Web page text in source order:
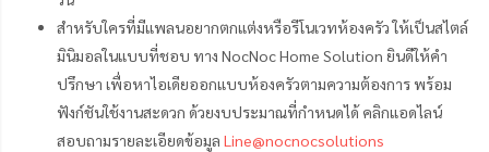
สำหรับใครที่มีแพลนอยากตกแต่งหรือรีโนเวทห้องครัว ให้เป็นสไตล์
มินิมอลในแบบที่ชอบ ทาง NocNoc Home Solution ยินดีให้คำ
ปรึกษา เพื่อหาไอเดียออกแบบห้องครัวตามความต้องการ พร้อม
ฟังก์ชันใช้งานสะดวก ด้วยงบประมาณที่กำหนดได้ คลิกแอดไลน์
สอบถามรายละเอียดข้อมูล Line@nocnocsolutions